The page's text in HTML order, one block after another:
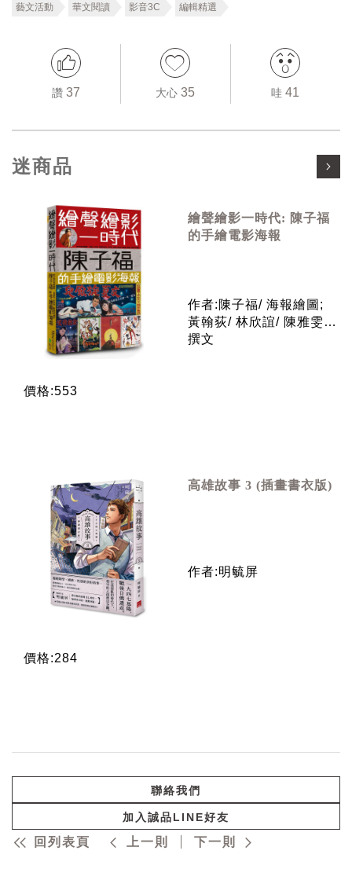
藝文活動 華文閱讀 影音3C 編輯精選
讚37 大心35 哇41
迷商品
繪聲繪影一時代: 陳子福
的手繪電影海報
作者:陳子福/ 海報繪圖;
黃翰荻/ 林欣誼/ 陳雅雯/
撰文
價格:553
高雄故事 3 (插畫書衣版)
作者:明毓屏
價格:284
聯絡我們
加入誠品LINE好友
回列表頁 上一則 下一則